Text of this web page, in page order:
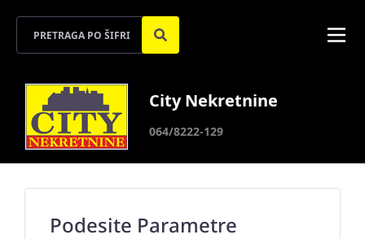
City Nekretnine
064/8222-129
Podesite Parametre